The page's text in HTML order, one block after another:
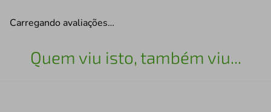
Carregando avaliações…
Quem viu isto, também viu...